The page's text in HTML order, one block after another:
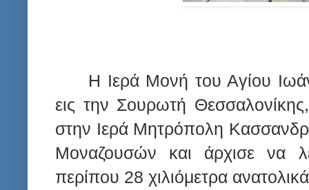
Η Ιερά Μονή του Αγίου
εις την Σουρωτή
στην Ιερά Μητρόπολη
Μοναζουσών και άρχισε να
περίπου 28 χιλιόμετρα